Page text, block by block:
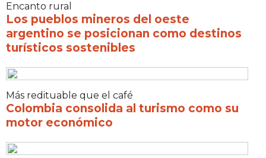
Encanto rural
Los pueblos mineros del oeste
argentino se posicionan como destinos
turísticos sostenibles
Más redituable que el café
Colombia consolida al turismo como su
motor económico